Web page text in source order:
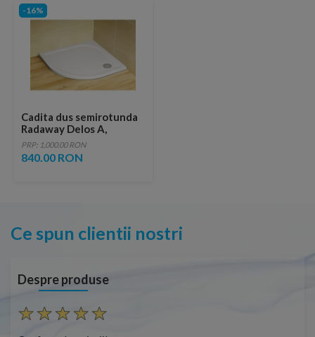
-16%
Cadita dus semirotunda
Radaway Delos A,
85X85X4,5 cm, acrilica
PRP: 1,000.00 RON
840.00 RON
Ce spun clientii nostri
Despre produse